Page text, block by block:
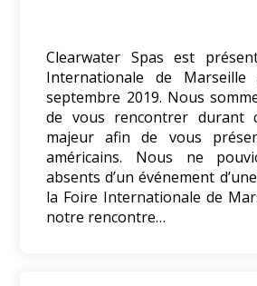
Clearwater Spas est
Internationale de
septembre 2019. Nous
de vous rencontrer durant
majeur afin de vous
américains. Nous ne
absents d’un événement
la Foire Internationale de
notre rencontre…